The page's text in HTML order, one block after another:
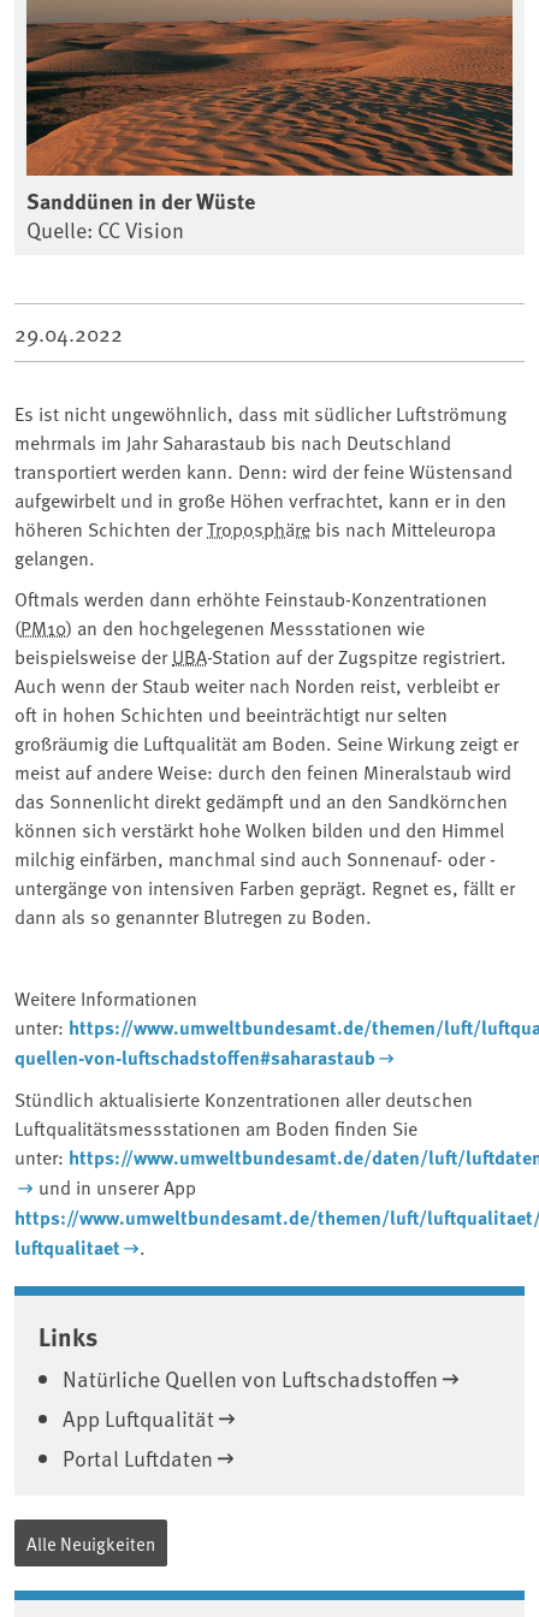
Sanddünen in der Wüste
Quelle: CC Vision
29.04.2022
Es ist nicht ungewöhnlich, dass mit südlicher Luftströmung
mehrmals im Jahr Saharastaub bis nach Deutschland
transportiert werden kann. Denn: wird der feine Wüstensand
aufgewirbelt und in große Höhen verfrachtet, kann er in den
höheren Schichten derTroposphäre bis nach Mitteleuropa
gelangen.
Oftmals werden dann erhöhte Feinstaub-Konzentrationen
(PM10) an den hochgelegenen Messstationen wie
beispielsweise derUBA-Station auf der Zugspitze registriert.
Auch wenn der Staub weiter nach Norden reist, verbleibt er
oft in hohen Schichten und beeinträchtigt nur selten
großräumig die Luftqualität am Boden. Seine Wirkung zeigt er
meist auf andere Weise: durch den feinen Mineralstaub wird
das Sonnenlicht direkt gedämpft und an den Sandkörnchen
können sich verstärkt hohe Wolken bilden und den Himmel
milchig einfärben, manchmal sind auch Sonnenauf- oder -
untergänge von intensiven Farben geprägt. Regnet es, fällt er
dann als so genannter Blutregen zu Boden.
Weitere Informationen
unter: https://www.umweltbundesamt.de/themen/luft/
quellen-von-luftschadstoffen#saharastaub
Stündlich aktualisierte Konzentrationen aller deutschen
Luftqualitätsmessstationen am Boden finden Sie
unter: https://www.umweltbundesamt.de/daten/luft/
und in unserer App
https://www.umweltbundesamt.de/themen/luft/
luftqualitaet
.
Associated content
Links
Natürliche Quellen von Luftschadstoffen
App Luftqualität
Portal Luftdaten
Alle Neuigkeiten